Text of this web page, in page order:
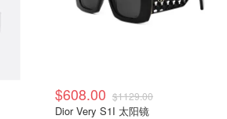
$608.00 $1129.00
Dior Very S1I 太阳镜